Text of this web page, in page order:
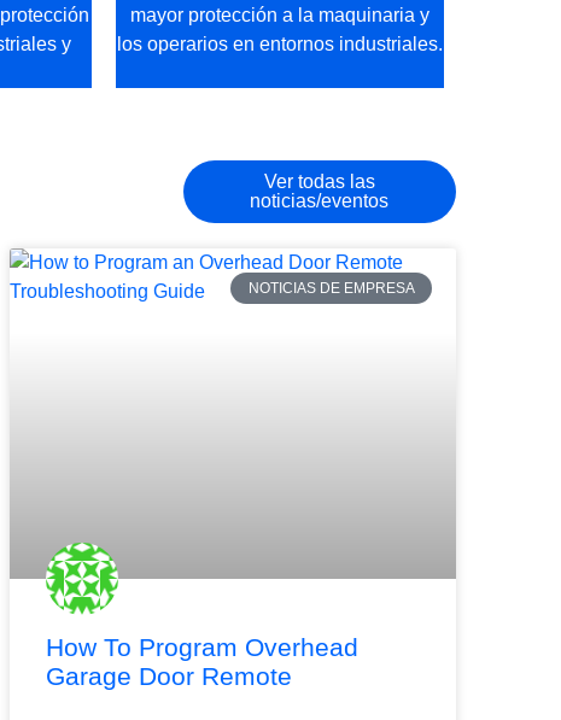
y
mayor protección a la maquinaria y
los operarios en entornos industriales.
Ver todas las
noticias/eventos
NOTICIAS DE EMPRESA
How To Program Overhead
Garage Door Remote